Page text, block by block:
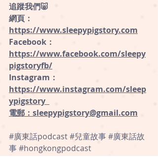
追蹤我們🐷
網頁：
https://www.sleepypigstory.com
Facebook：
https://www.facebook.com/sleepy
pigstoryfb/
Instagram：
⁠https://www.instagram.com/sleep
ypigstory ⁠
電郵：sleepypigstory@gmail.com
#廣東話podcast#兒童故事#廣東話故
事#hongkongpodcast